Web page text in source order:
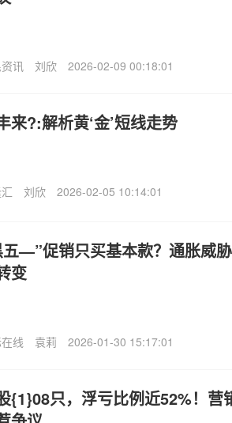
讯 刘欣 2026-02-09 00:18:01
来?:解析黄‘金’短线走势
刘欣 2026-02-05 10:14:01
五—”促销只买基本款？通胀威
变
线 袁莉 2026-01-30 15:17:01
{1}08只，浮亏比例近52%！营